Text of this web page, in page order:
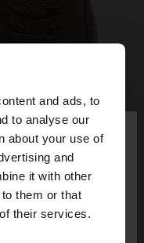
and ads, to
to analyse our
about your use of
and
it with other
them or that
their services.
×
să parcurgeți